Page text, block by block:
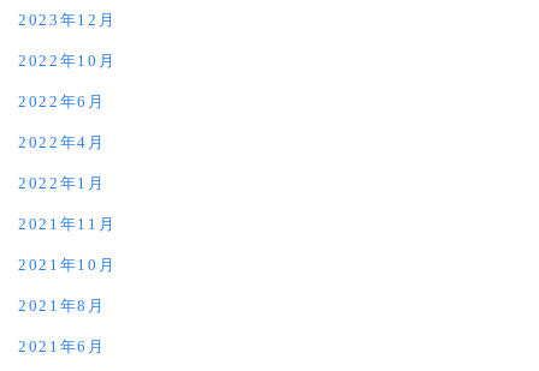
2023年12月
2022年10月
2022年6月
2022年4月
2022年1月
2021年11月
2021年10月
2021年8月
2021年6月